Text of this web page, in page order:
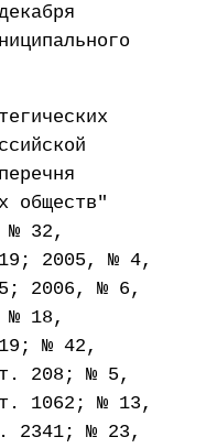
обществ"
№ 32,
2005, № 4,
2006, № 6,
18,
№ 42,
208; № 5,
1062; № 13,
2341; № 23,